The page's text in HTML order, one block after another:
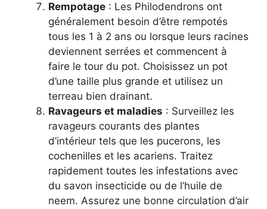
Rempotage : Les Philodendrons ont
généralement besoin d’être rempotés
tous les 1 à 2 ans ou lorsque leurs racines
deviennent serrées et commencent à
faire le tour du pot. Choisissez un pot
d’une taille plus grande et utilisez un
terreau bien drainant.
Ravageurs et maladies : Surveillez les
ravageurs courants des plantes
d’intérieur tels que les pucerons, les
cochenilles et les acariens. Traitez
rapidement toutes les infestations avec
du savon insecticide ou de l’huile de
neem. Assurez une bonne circulation d’air